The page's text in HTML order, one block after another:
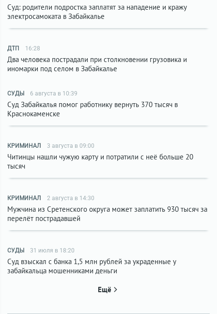
Суд: родители подростка заплатят за нападение и кражу
электросамоката в Забайкалье
ДТП 16:28
Два человека пострадали при столкновении грузовика и
иномарки под селом в Забайкалье
СУДЫ 6 августа в 10:39
Суд Забайкалья помог работнику вернуть 370 тысяч в
Краснокаменске
КРИМИНАЛ 3 августа в 09:00
Читинцы нашли чужую карту и потратили с неё больше 20
тысяч
КРИМИНАЛ 2 августа в 14:30
Мужчина из Сретенского округа может заплатить 930 тысяч за
перелёт пострадавшей
СУДЫ 31 июля в 18:20
Суд взыскал с банка 1,5 млн рублей за украденные у
забайкальца мошенниками деньги
Ещё